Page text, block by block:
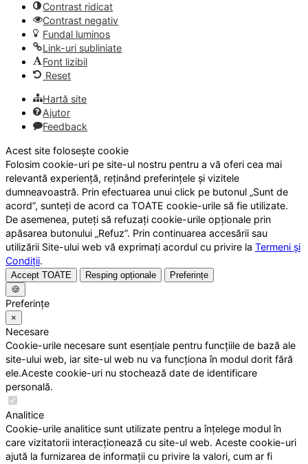
Contrast ridicat
Contrast negativ
Fundal luminos
Link-uri subliniate
Font lizibil
Reset
Hartă site
Ajutor
Feedback
Acest site folosește cookie
Folosim cookie-uri pe site-ul nostru pentru a vă oferi cea mai
relevantă experiență, reținând preferințele și vizitele
dumneavoastră. Prin efectuarea unui click pe butonul „Sunt de
acord”, sunteți de acord ca TOATE cookie-urile să fie utilizate.
De asemenea, puteți să refuzați cookie-urile opționale prin
apăsarea butonului „Refuz”. Prin continuarea accesării sau
utilizării Site-ului web vă exprimați acordul cu privire la Termeni și
Condiții.
Accept TOATE Resping opționale
Preferințe
🍪
Preferințe
×
Necesare
Cookie-urile necesare sunt esențiale pentru funcțiile de bază ale
site-ului web, iar site-ul web nu va funcționa în modul dorit fără
ele.Aceste cookie-uri nu stochează date de identificare
personală.
Analitice
Cookie-urile analitice sunt utilizate pentru a înțelege modul în
care vizitatorii interacționează cu site-ul web. Aceste cookie-uri
ajută la furnizarea de informații cu privire la valori, cum ar fi